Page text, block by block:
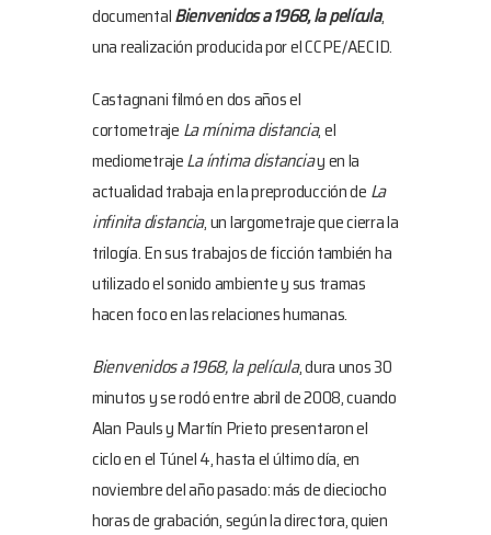
documentalBienvenidos a 1968, la película,
una realización producida por el CCPE/AECID.
Castagnani filmó en dos años el
cortometraje La mínima distancia, el
mediometrajeLa íntima distanciay en la
actualidad trabaja en la preproducción de La
infinita distancia, un largometraje que cierra la
trilogía. En sus trabajos de ficción también ha
utilizado el sonido ambiente y sus tramas
hacen foco en las relaciones humanas.
Bienvenidos a 1968, la película, dura unos 30
minutos y se rodó entre abril de 2008, cuando
Alan Pauls y Martín Prieto presentaron el
ciclo en el Túnel 4, hasta el último día, en
noviembre del año pasado: más de dieciocho
horas de grabación, según la directora, quien